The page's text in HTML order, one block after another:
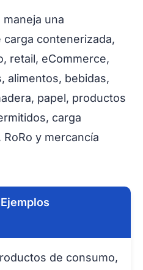
maneja una
carga contenerizada,
retail, eCommerce,
alimentos, bebidas,
papel, productos
carga
y mercancía
Ejemplos
de consumo,